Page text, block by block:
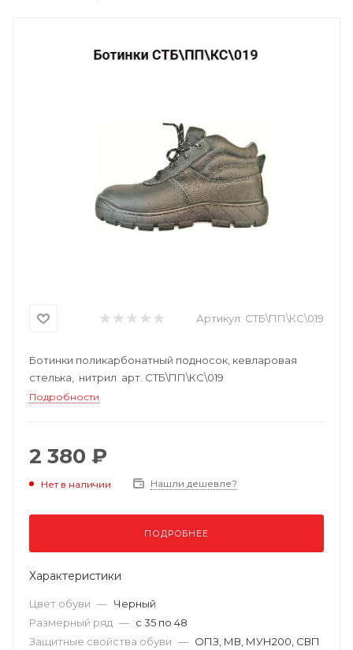
Артикул: СТБ\ПП\КС\019
Ботинки поликарбонатный подносок, кевларовая
стелька, нитрил арт. СТБ\ПП\КС\019
Подробности
2 380 ₽
Нет в наличии Нашли дешевле?
ПОДРОБНЕЕ
Характеристики
Цвет обуви — Черный
Размерный ряд — с 35 по 48
Защитные свойства обуви — ОПЗ, МВ, МУН200, СВП